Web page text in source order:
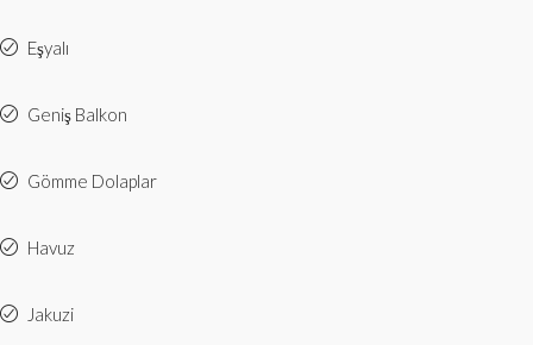
Eşyalı
Geniş Balkon
Gömme Dolaplar
Havuz
Jakuzi